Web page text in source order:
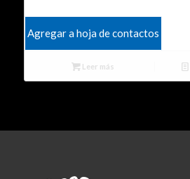
Agregar a hoja de contactos
Leer más